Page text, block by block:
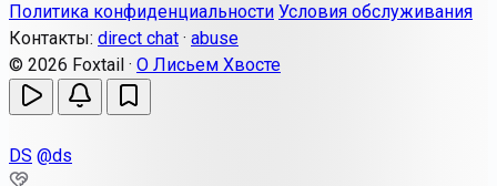
Политика конфиденциальности Условия обслуживания
Контакты: direct chat · abuse
© 2026 Foxtail · О Лисьем Хвосте
DS @ds